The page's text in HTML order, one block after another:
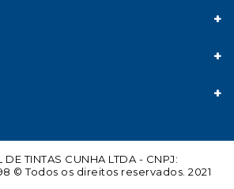
DE TINTAS CUNHA LTDA - CNPJ:
© Todos os direitos reservados. 2021